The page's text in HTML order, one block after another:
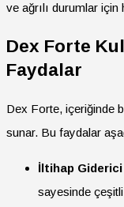
ve ağrılı durumlar için
Dex Forte
Faydalar
Dex Forte, içeriğinde
sunar. Bu faydalar
İltihap
sayesinde